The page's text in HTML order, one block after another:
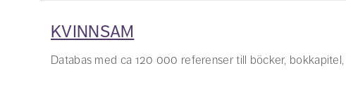
KVINNSAM
Databas med ca 120 000 referenser till böcker,